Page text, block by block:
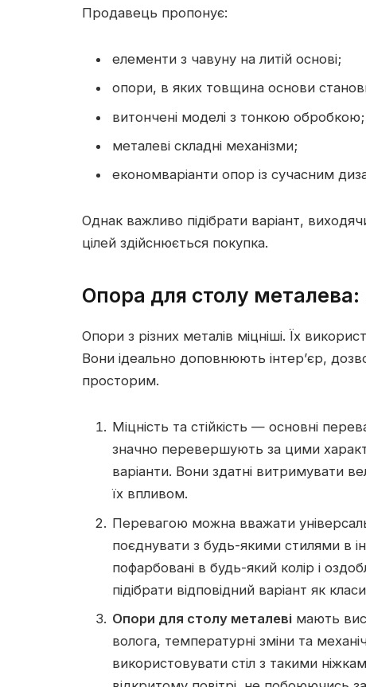
Продавець пропонує:
елементи з чавуну на литій основі;
опори, в яких товщина основи
витончені моделі з тонкою обробкою;
металеві складні механізми;
економваріанти опор із сучасним
Однак важливо підібрати варіант,
цілей здійснюється покупка.
Опора для столу
Опори з різних металів міцніші. Їх
Вони ідеально доповнюють інтер’єр,
просторим.
Міцність та стійкість — основні
значно перевершують за цими
варіанти. Вони здатні витримувати
їх впливом.
Перевагою можна вважати
поєднувати з будь-якими стилями в
пофарбовані в будь-який колір і
підібрати відповідний варіант як
Опори для столу металеві мають
волога, температурні зміни та
використовувати стіл з такими